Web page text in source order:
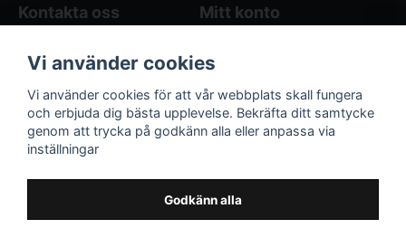
Kontakta oss
Butikens öppettider
Kontakta oss
Mitt konto
Registrera dig
Följ oss på sociala
medier!
Våra räkneverktyg
Hönsgårdsräknare
Vi använder cookies
Vi använder cookies för att vår webbplats skall fungera
och erbjuda dig bästa upplevelse. Bekräfta ditt samtycke
genom att trycka på godkänn alla eller anpassa via
inställningar
Godkänn alla